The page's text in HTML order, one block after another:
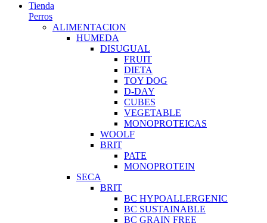
Tienda
Perros
ALIMENTACION
HUMEDA
DISUGUAL
FRUIT
DIETA
TOY DOG
D-DAY
CUBES
VEGETABLE
MONOPROTEICAS
WOOLF
BRIT
PATE
MONOPROTEIN
SECA
BRIT
BC HYPOALLERGENIC
BC SUSTAINABLE
BC GRAIN FREE